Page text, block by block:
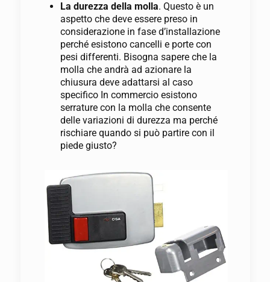
La durezza della molla. Questo è un
aspetto che deve essere preso in
considerazione in fase d’installazione
perché esistono cancelli e porte con
pesi differenti. Bisogna sapere che la
molla che andrà ad azionare la
chiusura deve adattarsi al caso
specifico In commercio esistono
serrature con la molla che consente
delle variazioni di durezza ma perché
rischiare quando si può partire con il
piede giusto?